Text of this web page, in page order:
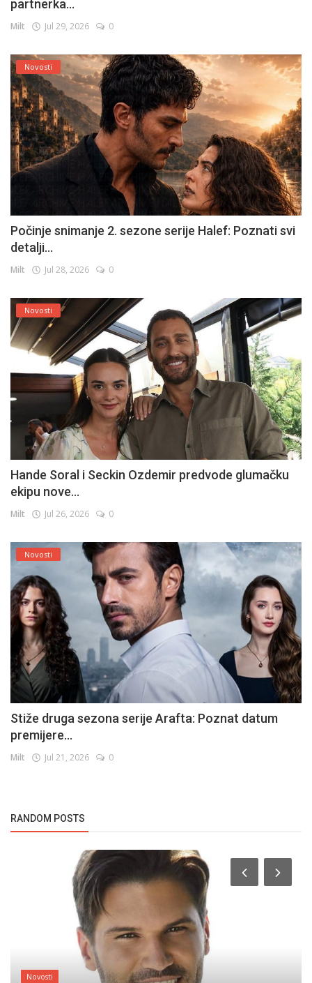
partnerka...
Milt Jul 29, 2026 0
Novosti
Počinje snimanje 2. sezone serije Halef: Poznati svi
detalji...
Milt Jul 28, 2026 0
Novosti
Hande Soral i Seckin Ozdemir predvode glumačku
ekipu nove...
Milt Jul 26, 2026 0
Novosti
Stiže druga sezona serije Arafta: Poznat datum
premijere...
Milt Jul 21, 2026 0
RANDOM POSTS
Novosti